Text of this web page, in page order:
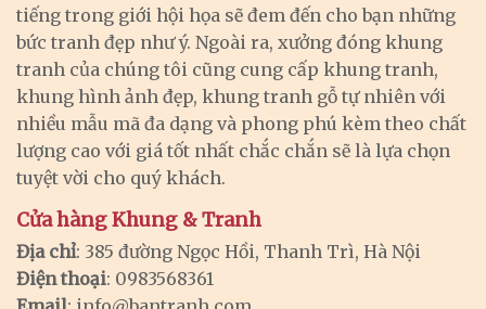
tiếng trong giới hội họa sẽ đem đến cho bạn những
bức tranh đẹp như ý. Ngoài ra, xưởng đóng khung
tranh của chúng tôi cũng cung cấp khung tranh,
khung hình ảnh đẹp, khung tranh gỗ tự nhiên với
nhiều mẫu mã đa dạng và phong phú kèm theo chất
lượng cao với giá tốt nhất chắc chắn sẽ là lựa chọn
tuyệt vời cho quý khách.
Cửa hàng Khung & Tranh
Địa chỉ: 385 đường Ngọc Hồi, Thanh Trì, Hà Nội
Điện thoại: 0983568361